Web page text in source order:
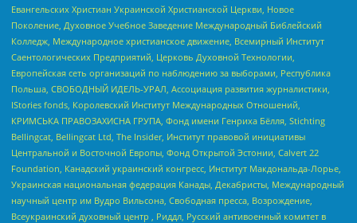
Евангельских Христиан Украинской Христианской Церкви, Новое
Поколение, Духовное Учебное Заведение Международный Библейский
Колледж, Международное христианское движение, Всемирный Институт
Саентологических Предприятий, Церковь Духовной Технологии,
Европейская сеть организаций по наблюдению за выборами, Республика
Польша, СВОБОДНЫЙ ИДЕЛЬ-УРАЛ, Ассоциация развития журналистики,
IStories fonds, Королевский Институт Международных Отношений,
КРИМСЬКА ПРАВОЗАХИСНА ГРУПА, Фонд имени Генриха Бёлля, Stichting
Bellingcat, Bellingcat Ltd, The Insider, Институт правовой инициативы
Центральной и Восточной Европы, Фонд Открытой Эстонии, Calvert 22
Foundation, Канадский украинский конгресс, Институт Макдональда-Лорье,
Украинская национальная федерация Канады, Декабристы, Международный
научный центр им Вудро Вильсона, Свободная пресса, Возрождение,
Всеукраинский духовный центр , Риддл, Русский антивоенный комитет в